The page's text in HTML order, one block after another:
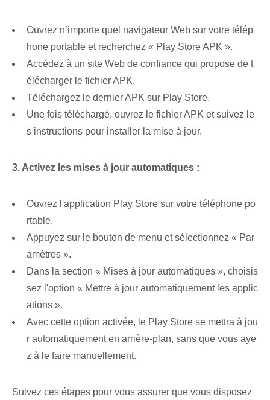
Ouvrez n’importe quel navigateur Web sur votre télép
hone portable et recherchez « Play Store APK ».
Accédez à un site Web de confiance qui propose de t
élécharger le fichier APK.
Téléchargez le dernier APK sur Play Store.
Une fois téléchargé, ouvrez le⁢ fichier APK et suivez le
s instructions pour installer la mise à jour.
3. Activez les mises à jour automatiques :
Ouvrez l'application Play Store sur votre téléphone po
rtable.
Appuyez sur le bouton de menu⁢ et sélectionnez « Par
amètres ».
Dans la section « Mises à jour automatiques », choisis
sez l'option « Mettre à jour automatiquement les applic
ations ».
Avec cette option activée, le Play Store se mettra à jou
r automatiquement en arrière-plan, sans que vous aye
z à le faire manuellement.
Suivez ces étapes pour vous assurer que vous disposez